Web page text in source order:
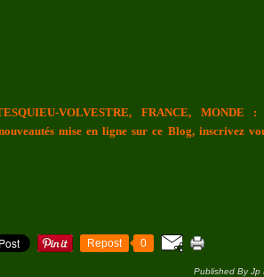
VOLVESTRE, FRANCE, MONDE
mise en ligne sur ce Blog, inscrivez
Repost 0
Published By Jp